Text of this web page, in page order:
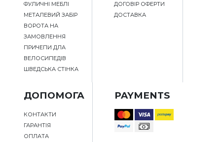
ФУЛИЧНІ МЕБЛІ
МЕТАЛЕВИЙ ЗАБІР
ВОРОТА НА
ЗАМОВЛЕННЯ
ПРИЧЕПИ ДЛА
ВЕЛОСИПЕДІВ
ШВЕДСЬКА СТІНКА
ДОГОВІР ОФЕРТИ
ДОСТАВКА
ДОПОМОГА
КОНТАКТИ
ГАРАНТІЯ
ОПЛАТА
PAYMENTS